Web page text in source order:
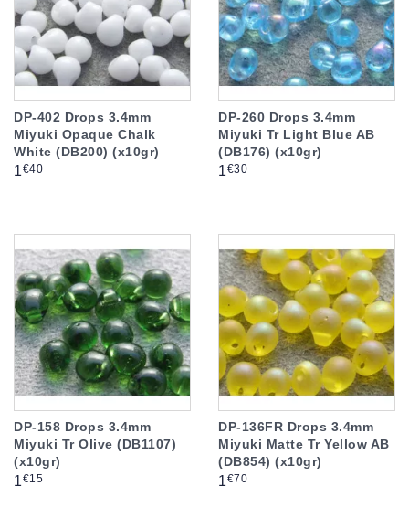
DP-402 Drops 3.4mm
Miyuki Opaque Chalk
White (DB200) (x10gr)
Prix
1€40
DP-260 Drops 3.4mm
Miyuki Tr Light Blue AB
(DB176) (x10gr)
Prix
1€30
DP-158 Drops 3.4mm
Miyuki Tr Olive (DB1107)
(x10gr)
Prix
1€15
DP-136FR Drops 3.4mm
Miyuki Matte Tr Yellow AB
(DB854) (x10gr)
Prix
1€70